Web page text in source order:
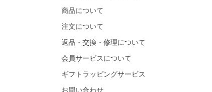
商品について
注文について
返品・交換・修理について
会員サービスについて
ギフトラッピングサービス
お問い合わせ